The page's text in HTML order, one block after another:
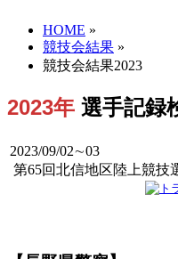
HOME »
競技会結果 »
競技会結果2023
2023年 選手記録
2023/09/02∼03
第65回北信地区陸上競技